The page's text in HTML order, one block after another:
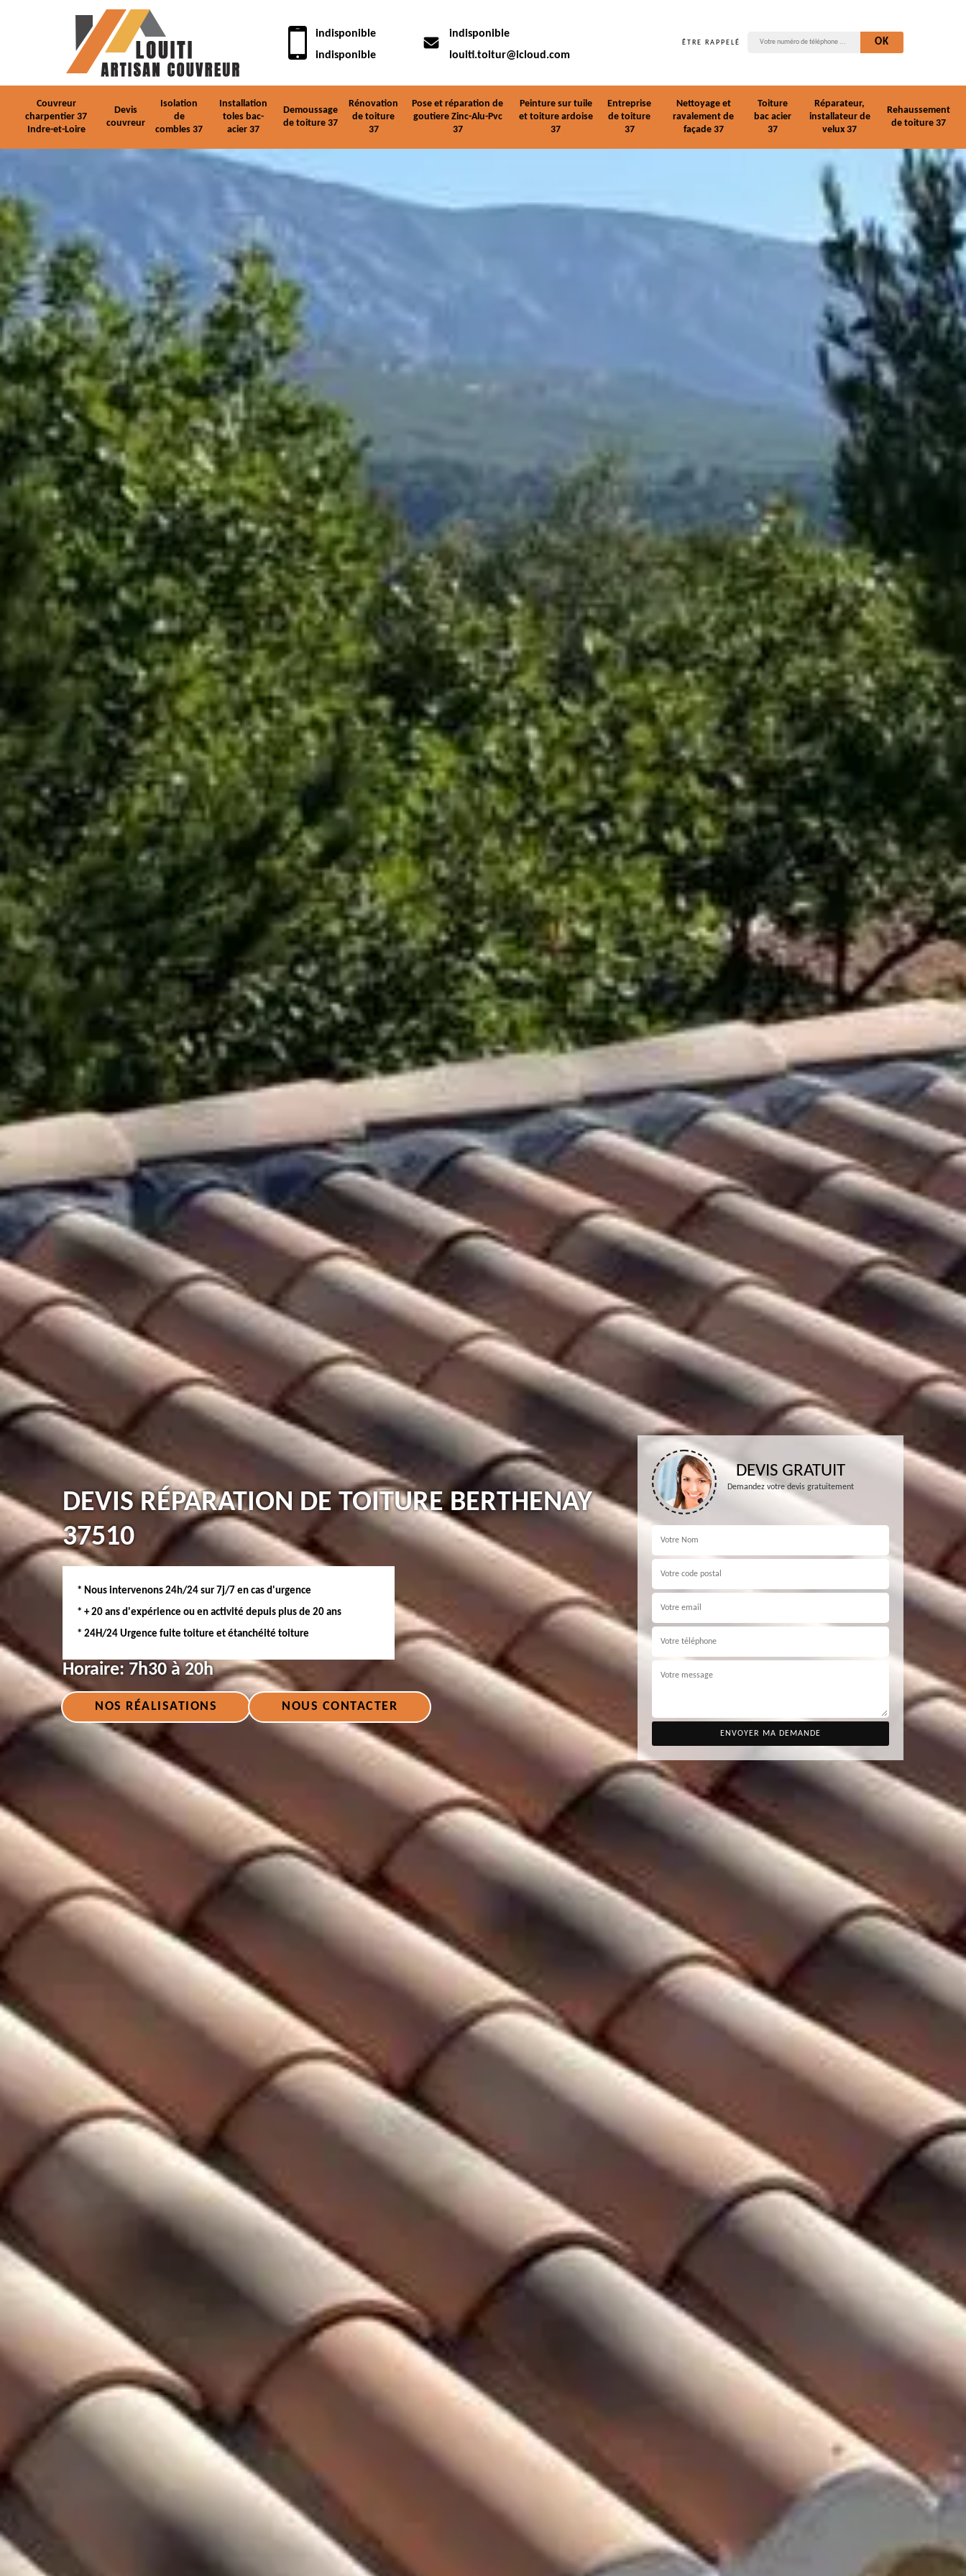
indisponible
indisponible
indisponible
louiti.toitur@icloud.com
ÊTRE RAPPELÉ
Couvreur
charpentier 37
Indre-et-Loire
Devis
couvreur
Isolation
de
combles 37
Installation
toles bac-
acier 37
Demoussage
de toiture 37
Rénovation
de toiture
37
Pose et réparation de
goutiere Zinc-Alu-Pvc
37
Peinture sur tuile
et toiture ardoise
37
Entreprise
de toiture
37
Nettoyage et
ravalement de
façade 37
Toiture
bac acier
37
Réparateur,
installateur de
velux 37
Rehaussement
de toiture 37
DEVIS RÉPARATION DE TOITURE BERTHENAY
37510
* Nous intervenons 24h/24 sur 7j/7 en cas d'urgence
* + 20 ans d'expérience ou en activité depuis plus de 20 ans
* 24H/24 Urgence fuite toiture et étanchéité toiture
Horaire: 7h30 à 20h
NOS RÉALISATIONS NOUS CONTACTER
DEVIS GRATUIT
Demandez votre devis gratuitement